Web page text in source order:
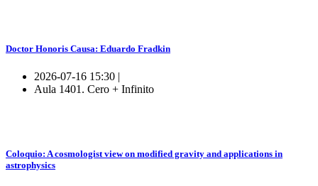
Doctor Honoris Causa: Eduardo Fradkin
2026-07-16 15:30 |
Aula 1401. Cero + Infinito
Coloquio: A cosmologist view on modified gravity and applications in
astrophysics